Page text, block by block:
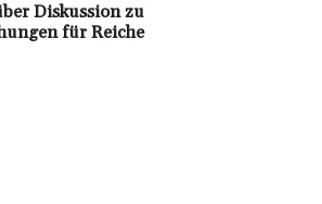
Diskussion zu
für Reiche